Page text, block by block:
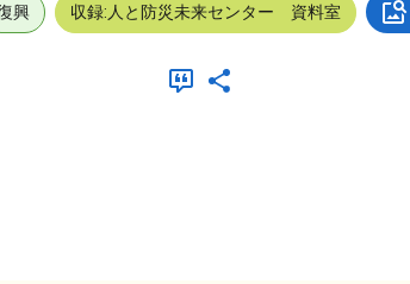
興 収録:人と防災未来センター 資料室